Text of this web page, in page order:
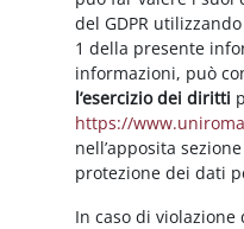
del GDPR
1 della presente
informazioni, può
l’esercizio dei diritti
https://
nell’apposita
protezione dei dati
In caso di